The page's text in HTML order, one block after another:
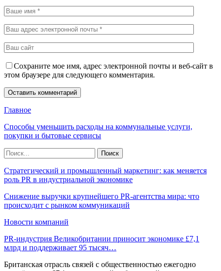
Сохраните мое имя, адрес электронной почты и веб-сайт в
этом браузере для следующего комментария.
Главное
Способы уменьшить расходы на коммунальные услуги,
покупки и бытовые сервисы
Стратегический и промышленный маркетинг: как меняется
роль PR в индустриальной экономике
Снижение выручки крупнейшего PR-агентства мира: что
происходит с рынком коммуникаций
Новости компаний
PR-индустрия Великобритании приносит экономике £7,1
млрд и поддерживает 95 тысяч…
Британская отрасль связей с общественностью ежегодно